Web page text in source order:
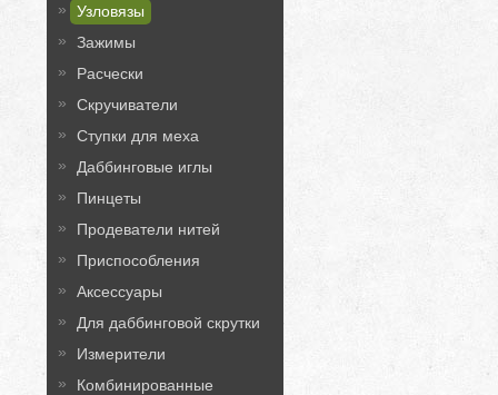
Узловязы
Зажимы
Расчески
Скручиватели
Ступки для меха
Даббинговые иглы
Пинцеты
Продеватели нитей
Приспособления
Аксессуары
Для даббинговой скрутки
Измерители
Комбинированные